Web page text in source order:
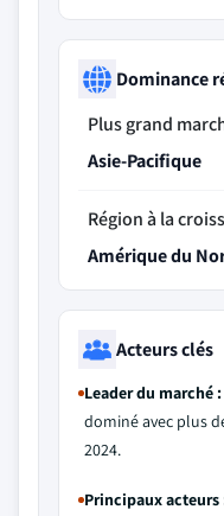
Dominance
Plus grand
Asie-Pacifique
Région à la
Amérique du
Acteurs clés
Leader du marché :
dominé avec plus
2024.
Principaux acteurs